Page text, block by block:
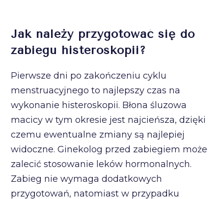
Jak należy przygotować się do
zabiegu histeroskopii?
Pierwsze dni po zakończeniu cyklu
menstruacyjnego to najlepszy czas na
wykonanie histeroskopii. Błona śluzowa
macicy w tym okresie jest najcieńsza, dzięki
czemu ewentualne zmiany są najlepiej
widoczne. Ginekolog przed zabiegiem może
zalecić stosowanie leków hormonalnych.
Zabieg nie wymaga dodatkowych
przygotowań, natomiast w przypadku